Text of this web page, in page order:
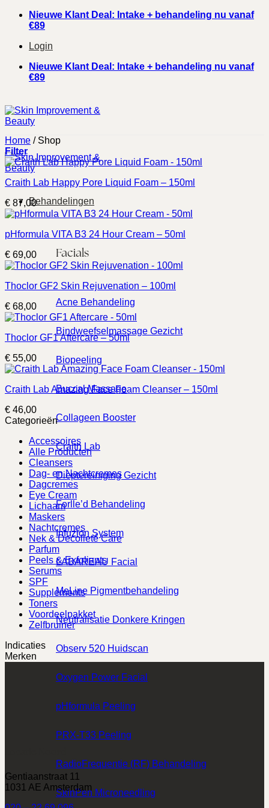
Nieuwe Klant Deal: Intake + behandeling nu vanaf
€89
Login
Nieuwe Klant Deal: Intake + behandeling nu vanaf
€89
Behandelingen
Facials
Acne Behandeling
Bindweefselmassage Gezicht
Biopeeling
Buccal Massage
Collageen Booster
Craith Lab
Dieptereiniging Gezicht
Forlle’d Behandeling
Infuzion System
LABAREAU Facial
MeLine Pigmentbehandeling
Neutralisatie Donkere Kringen
Observ 520 Huidscan
Oxygen Power Facial
pHformula Peeling
PRX-T33 Peeling
RadioFrequentie (RF) Behandeling
SkinPen Microneedling
Home /Shop
Filter
Craith Lab Happy Pore Liquid Foam – 150ml
€ 87,00
pHformula VITA B3 24 Hour Cream – 50ml
€ 69,00
Thoclor GF2 Skin Rejuvenation – 100ml
€ 68,00
Thoclor GF1 Aftercare – 50ml
€ 55,00
Craith Lab Amazing Face Foam Cleanser – 150ml
€ 46,00
Categorieën
Accessoires
Alle Producten
Cleansers
Dag- en Nachtcremes
Dagcremes
Eye Cream
Lichaam
Maskers
Nachtcremes
Nek & Decolleté Care
Parfum
Peels & Exfoliants
Serums
SPF
Supplements
Toners
Voordeelpakket
Zelfbruiner
Indicaties
Merken
Gentiaanstraat 11
1031 AE Amsterdam